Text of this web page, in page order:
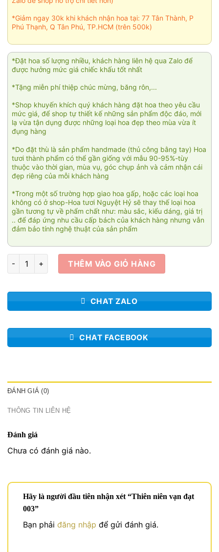
*Giảm ngay 30k khi khách nhận hoa tại: 77 Tân Thành, P
Phú Thạnh, Q Tân Phú, TP.HCM (trên 500k)
*Đặt hoa số lượng nhiều, khách hàng liên hệ qua Zalo để
được hưởng mức giá chiếc khấu tốt nhất
*Tặng miễn phí thiệp chúc mừng, băng rôn,...
*Shop khuyến khích quý khách hàng đặt hoa theo yêu cầu
mức giá, để shop tự thiết kế những sản phẩm độc đáo, mới
lạ vừa tận dụng được những loại hoa đẹp theo mùa vừa ít
đụng hàng
*Do đặt thù là sản phẩm handmade (thủ công bằng tay) Hoa
tươi thành phẩm có thể gần giống với mẫu 90-95%-tùy
thuộc vào thời gian, mùa vụ, góc chụp ảnh và cảm nhận cái
đẹp riêng của mỗi khách hàng
*Trong một số trường hợp giao hoa gấp, hoặc các loại hoa
không có ở shop-Hoa tươi Nguyệt Hỷ sẽ thay thế loại hoa
gần tương tự về phẩm chất như: màu sắc, kiểu dáng, giá trị
.. để đáp ứng nhu cầu cấp bách của khách hàng nhưng vẫn
đảm bảo tính nghệ thuật của sản phẩm
Thiên niên vạn đạt 003 số lượng
THÊM VÀO GIỎ HÀNG
CHAT ZALO
CHAT FACEBOOK
ĐÁNH GIÁ (0)
THÔNG TIN LIÊN HỆ
Đánh giá
Chưa có đánh giá nào.
Hãy là người đầu tiên nhận xét “Thiên niên vạn đạt
003”
Bạn phải đăng nhập để gửi đánh giá.